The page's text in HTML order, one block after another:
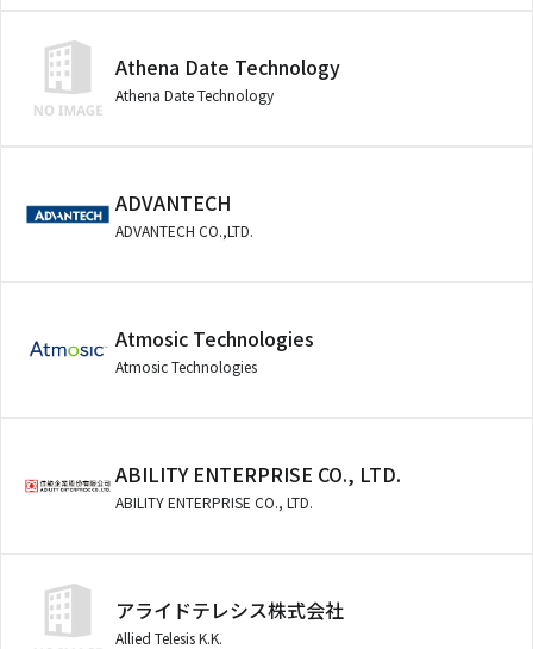
Athena Date Technology
Athena Date Technology
ADVANTECH
ADVANTECH CO.,LTD.
Atmosic Technologies
Atmosic Technologies
ABILITY ENTERPRISE CO., LTD.
ABILITY ENTERPRISE CO., LTD.
アライドテレシス株式会社
Allied Telesis K.K.